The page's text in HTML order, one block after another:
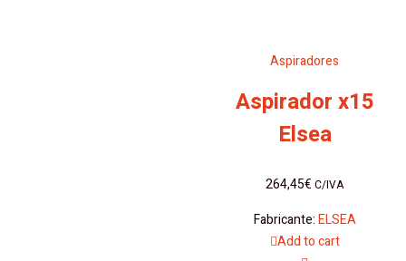
Aspiradores
Aspirador x15
Elsea
264,45€ C/IVA
Fabricante:ELSEA
Add to cart